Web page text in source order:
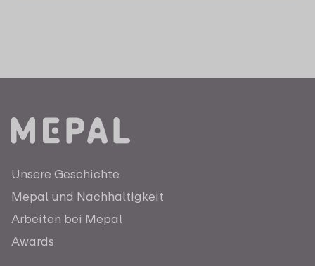
Unsere Geschichte
Mepal und Nachhaltigkeit
Arbeiten bei Mepal
Awards